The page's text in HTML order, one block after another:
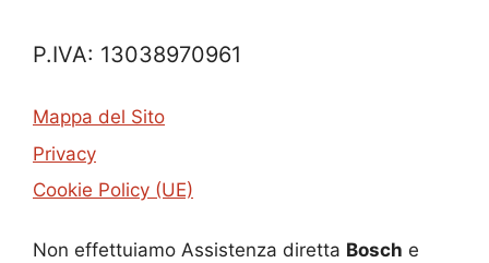
P.IVA: 13038970961
Mappa del Sito
Privacy
Cookie Policy (UE)
Non effettuiamo Assistenza diretta Bosch e